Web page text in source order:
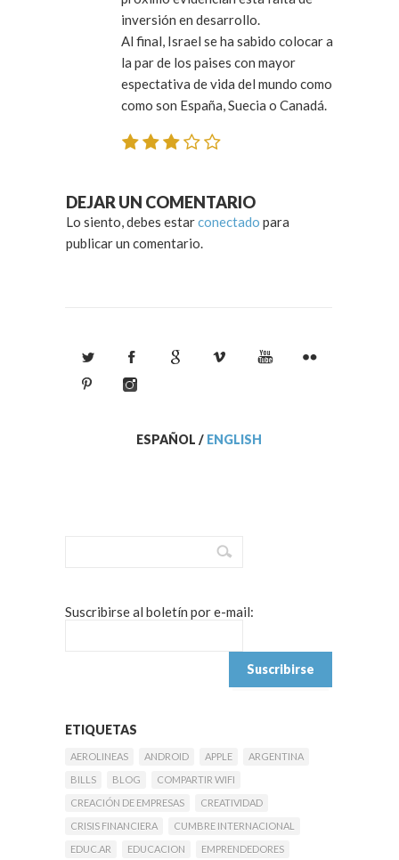
inversión en desarrollo.
Al final, Israel se ha sabido colocar a
la par de los paises con mayor
espectativa de vida del mundo como
como son España, Suecia o Canadá.
DEJAR UN COMENTARIO
Lo siento, debes estarconectado para
publicar un comentario.
ESPAÑOL / ENGLISH
Suscribirse al boletín por e-mail:
ETIQUETAS
AEROLINEAS ANDROID APPLE
ARGENTINA
BILLS
BLOG
COMPARTIR WIFI
CREACIÓN DE EMPRESAS
CREATIVIDAD
CRISIS FINANCIERA
CUMBRE INTERNACIONAL
EDUC.AR
EDUCACION
EMPRENDEDORES